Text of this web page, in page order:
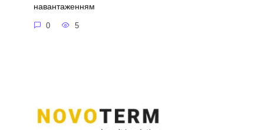
навантаженням
0 5